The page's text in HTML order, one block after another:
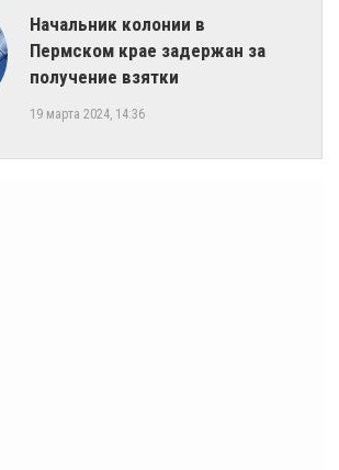
Начальник колонии в
Пермском крае задержан за
получение взятки
19 марта 2024, 14:36